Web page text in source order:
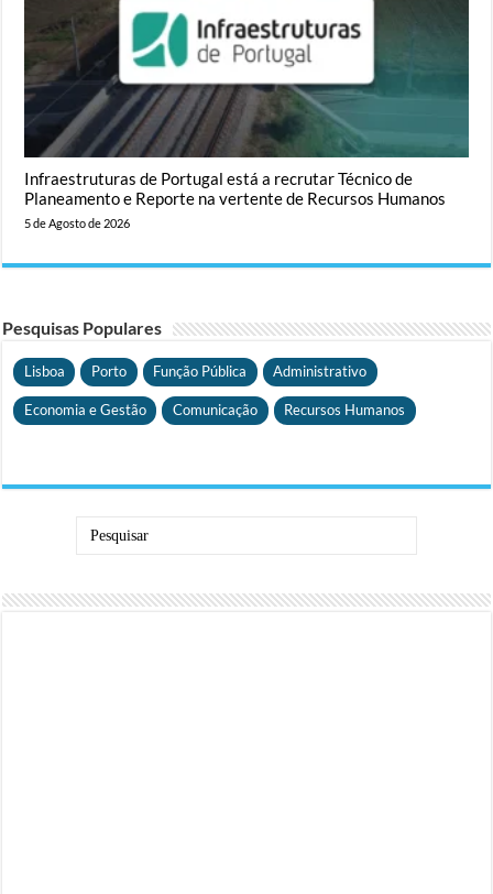
Infraestruturas de Portugal está a recrutar Técnico de
Planeamento e Reporte na vertente de Recursos Humanos
5 de Agosto de 2026
Pesquisas Populares
Lisboa Porto Função Pública Administrativo
Economia e Gestão Comunicação Recursos Humanos